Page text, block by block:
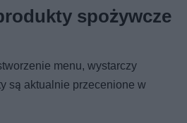
spożywcze
menu, wystarczy
są aktualnie przecenione w